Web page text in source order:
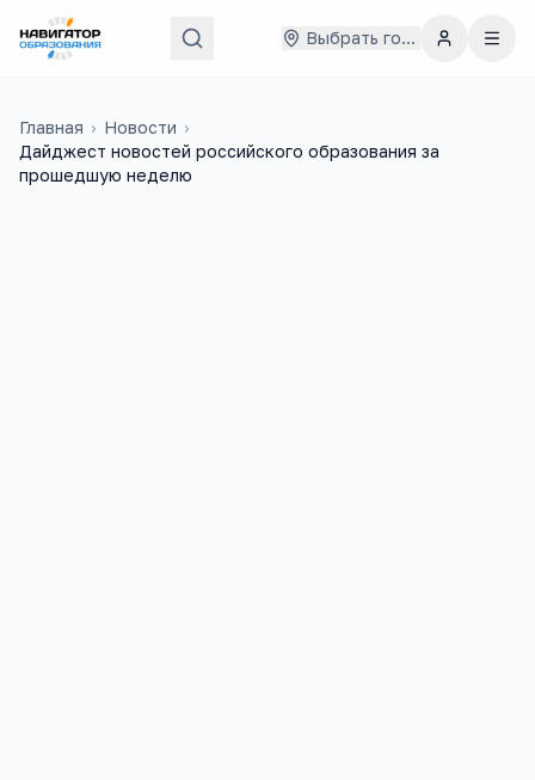
Выбрать город
Главная › Новости ›
Дайджест новостей российского образования за
прошедшую неделю